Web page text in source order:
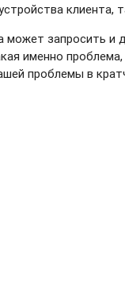
клиента,
может запросить и
именно
проблемы в